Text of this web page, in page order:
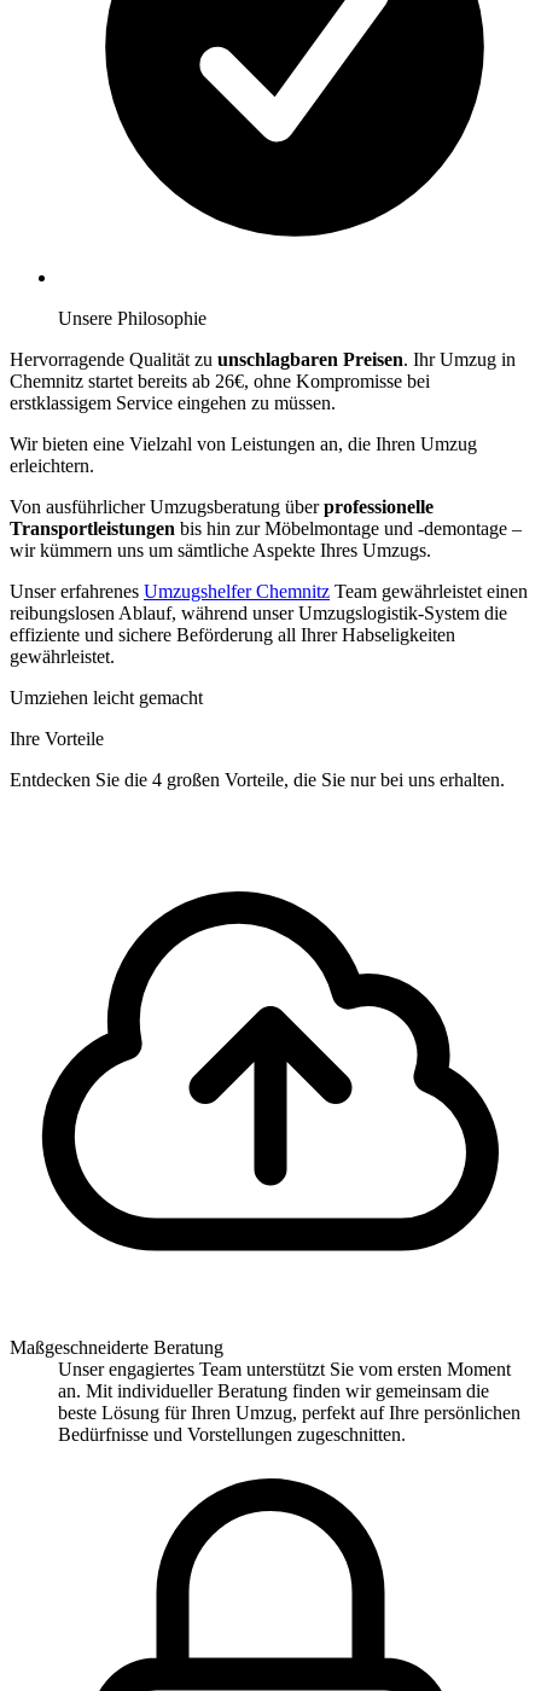
Unsere Philosophie
Hervorragende Qualität zu unschlagbaren Preisen. Ihr Umzug in
Chemnitz startet bereits ab 26€, ohne Kompromisse bei
erstklassigem Service eingehen zu müssen.
Wir bieten eine Vielzahl von Leistungen an, die Ihren Umzug
erleichtern.
Von ausführlicher Umzugsberatung überprofessionelle
Transportleistungen bis hin zur Möbelmontage und -demontage –
wir kümmern uns um sämtliche Aspekte Ihres Umzugs.
Unser erfahrenes Umzugshelfer Chemnitz Team gewährleistet einen
reibungslosen Ablauf, während unser Umzugslogistik-System die
effiziente und sichere Beförderung all Ihrer Habseligkeiten
gewährleistet.
Umziehen leicht gemacht
Ihre Vorteile
Entdecken Sie die 4 großen Vorteile, die Sie nur bei uns erhalten.
Maßgeschneiderte Beratung
Unser engagiertes Team unterstützt Sie vom ersten Moment
an. Mit individueller Beratung finden wir gemeinsam die
beste Lösung für Ihren Umzug, perfekt auf Ihre persönlichen
Bedürfnisse und Vorstellungen zugeschnitten.